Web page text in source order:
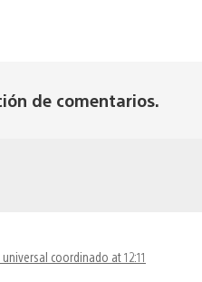
de comentarios.
coordinado at 12:11